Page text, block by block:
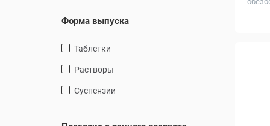
Форма выпуска
Таблетки
Растворы
Суспензии